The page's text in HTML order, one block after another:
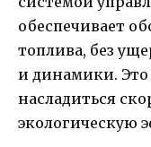
обеспечивает
топлива, без
и динамики. Это
насладиться
экологическую